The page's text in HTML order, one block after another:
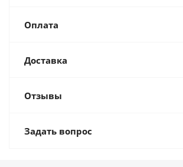
Оплата
Доставка
Отзывы
Задать вопрос